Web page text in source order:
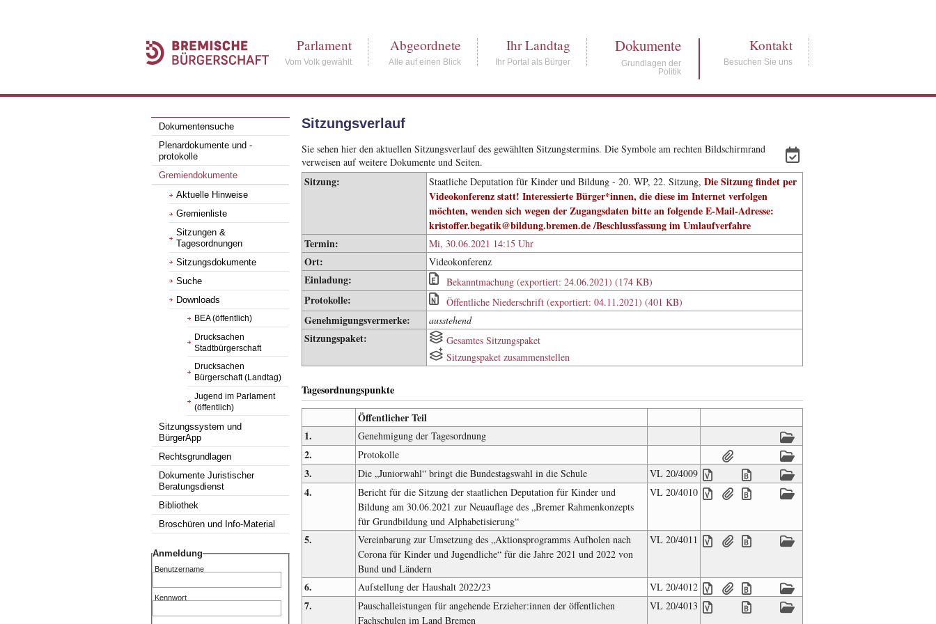
Parlament
Vom Volk gewählt
Abgeordnete
Alle auf einen Blick
Ihr Landtag
Ihr Portal als Bürger
Dokumente
Grundlagen der
Politik
Kontakt
Besuchen Sie uns
Dokumentensuche
Plenardokumente und -
protokolle
Gremiendokumente
Aktuelle Hinweise
Gremienliste
Sitzungen &
Tagesordnungen
Sitzungsdokumente
Suche
Downloads
BEA (öffentlich)
Drucksachen
Stadtbürgerschaft
Drucksachen
Bürgerschaft (Landtag)
Jugend im Parlament
(öffentlich)
Sitzungssystem und
BürgerApp
Rechtsgrundlagen
Dokumente Juristischer
Beratungsdienst
Bibliothek
Broschüren und Info-Material
Anmeldung
Benutzername
Kennwort
Sitzungsverlauf
Sie sehen hier den aktuellen Sitzungsverlauf des gewählten Sitzungstermins. Die Symbole am rechten Bildschirmrand
verweisen auf weitere Dokumente und Seiten.
Sitzung: Staatliche Deputation für Kinder und Bildung - 20. WP, 22. Sitzung, Die Sitzung findet per
Videokonferenz statt! Interessierte Bürger*innen, die diese im Internet verfolgen
möchten, wenden sich wegen der Zugangsdaten bitte an folgende E-Mail-Adresse:
kristoffer.begatik@bildung.bremen.de /Beschlussfassung im Umlaufverfahre
Termin:
Mi, 30.06.2021 14:15 Uhr
Ort: Videokonferenz
Einladung: Bekanntmachung (exportiert: 24.06.2021) (174 KB)
Protokolle: Öffentliche Niederschrift (exportiert: 04.11.2021) (401 KB)
Genehmigungsvermerke: ausstehend
Sitzungspaket:
Gesamtes Sitzungspaket
Sitzungspaket zusammenstellen
Tagesordnungspunkte
Öffentlicher Teil
1.
Genehmigung der Tagesordnung
2. Protokolle
3. Die „Juniorwahl“ bringt die Bundestagswahl in die Schule VL 20/4009
4.
Bericht für die Sitzung der staatlichen Deputation für Kinder und
Bildung am 30.06.2021 zur Neuauflage des „Bremer Rahmenkonzepts
für Grundbildung und Alphabetisierung“
VL 20/4010
5.
Vereinbarung zur Umsetzung des „Aktionsprogramms Aufholen nach
Corona für Kinder und Jugendliche“ für die Jahre 2021 und 2022 von
Bund und Ländern
VL 20/4011
6. Aufstellung der Haushalt 2022/23 VL 20/4012
7.
Pauschalleistungen für angehende Erzieher:innen der öffentlichen
Fachschulen im Land Bremen
VL 20/4013